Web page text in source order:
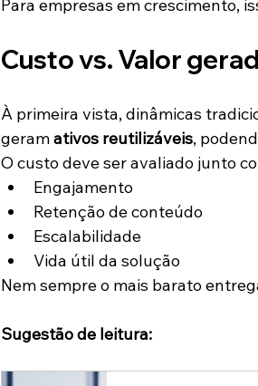
Para empresas em crescimento,
Custo vs. Valor
À primeira vista, dinâmicas
geram ativos reutilizáveis,
O custo deve ser avaliado junto
Engajamento
Retenção de conteúdo
Escalabilidade
Vida útil da solução
Nem sempre o mais barato
Sugestão de leitura: